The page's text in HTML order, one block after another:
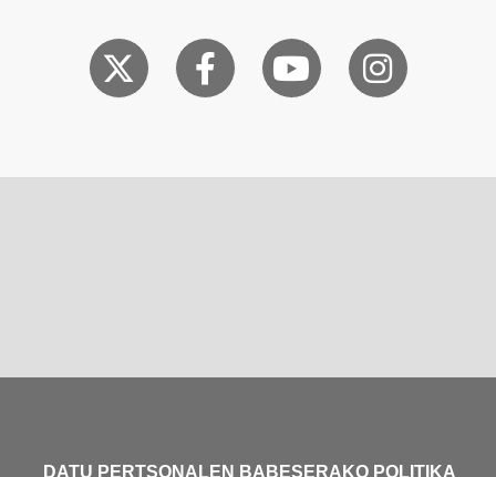
DATU PERTSONALEN BABESERAKO POLITIKA